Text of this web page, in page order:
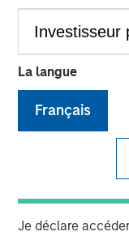
La langue
Français
Je déclare
Press Release to
14 para. 3
Acquisition and
Übernahmegesetz
NOT FOR
WHOLE OR IN
JURISDICTION
As of today, the